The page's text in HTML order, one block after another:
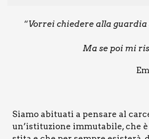
“Vor­rei chie­de­re alla guar­dia
Ma se poi mi
Sia­mo abi­tua­ti a pen­sa­re al
un’istituzione immu­ta­bi­le, che